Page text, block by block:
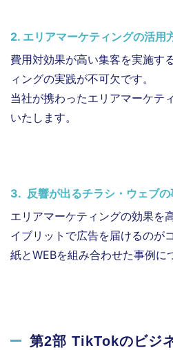
2. エリアマーケティングの活用
費用対効果が高い集客を実施す
ィングの実践が不可欠です。
当社が携わったエリアマーケテ
いたします。
3. 反響が出るチラシ・ウェブの
エリアマーケティングの効果を
イブリットで広告を届けるのがコ
紙とWEBを組み合わせた事例に
第2部 TikTokのビジ